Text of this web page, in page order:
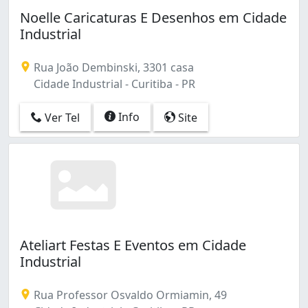
Bigorrilho (5)
Boa Vista (1)
Boqueirão (9)
Butiatuvinha (1)
Cajuru (13)
Campina do Siqueira (1)
Cidade Industrial (11)
Cristo Rei (4)
Fazendinha (5)
Ganchinho (1)
Guabirotuba (1)
Noelle Caricaturas E Desenhos em Cidade
Industrial
Rua João Dembinski, 3301 casa
Cidade Industrial - Curitiba - PR
Ver Tel Info Site
Ateliart Festas E Eventos em Cidade
Industrial
Rua Professor Osvaldo Ormiamin, 49